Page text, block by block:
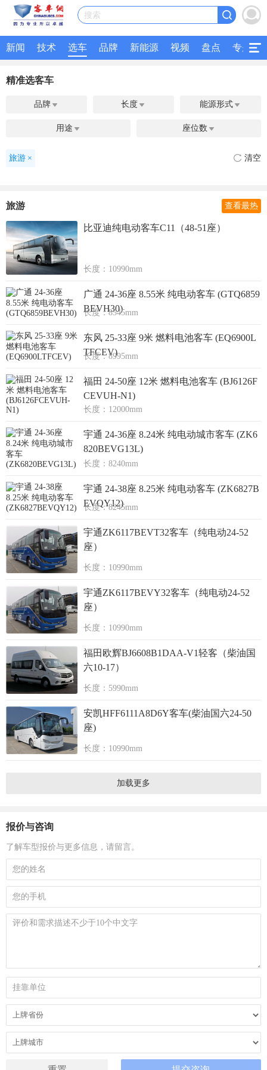
搜索
新闻 技术 选车 品牌 新能源 视频 盘点 专题
精准选客车
品牌  长度  能源形式 
用途  座位数 
旅游 × 清空
旅游 查看最热
比亚迪纯电动客车C11（48-51座）
长度：10990mm
广通 24-36座 8.55米 纯电动客车 (GTQ6859
BEVH30)
长度：8545mm
东风 25-33座 9米 燃料电池客车 (EQ6900L
TFCEV)
长度：8995mm
福田 24-50座 12米 燃料电池客车 (BJ6126F
CEVUH-N1)
长度：12000mm
宇通 24-36座 8.24米 纯电动城市客车 (ZK6
820BEVG13L)
长度：8240mm
宇通 24-38座 8.25米 纯电动客车 (ZK6827B
EVQY12)
长度：8245mm
宇通ZK6117BEVT32客车（纯电动24-52
座）
长度：10990mm
宇通ZK6117BEVY32客车（纯电动24-52
座）
长度：10990mm
福田欧辉BJ6608B1DAA-V1轻客（柴油国
六10-17）
长度：5990mm
安凯HFF6111A8D6Y客车(柴油国六24-50
座)
长度：10990mm
加载更多
报价与咨询
了解车型报价与更多信息，请留言。